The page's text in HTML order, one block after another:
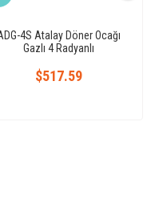
4S Atalay Döner Ocağı
Gazlı 4 Radyanlı
$517.59